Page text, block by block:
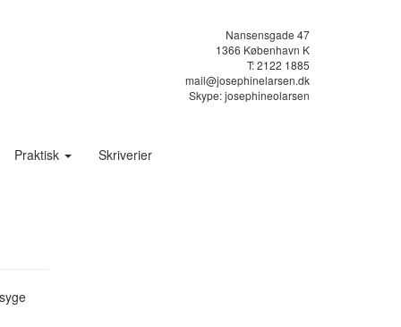
Nansensgade 47
1366 København K
T: 2122 1885
mail@josephinelarsen.dk
Skype: josephineolarsen
Praktisk Skriverier